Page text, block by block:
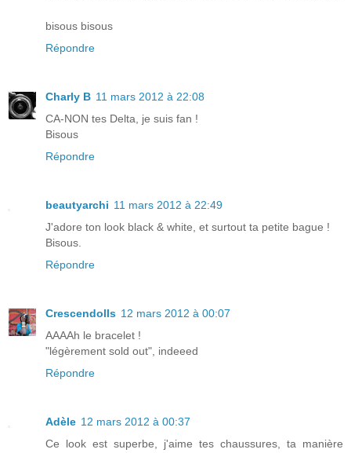
bisous bisous
Répondre
Charly B 11 mars 2012 à 22:08
CA-NON tes Delta, je suis fan !
Bisous
Répondre
beautyarchi 11 mars 2012 à 22:49
J'adore ton look black & white, et surtout ta petite bague !
Bisous.
Répondre
Crescendolls 12 mars 2012 à 00:07
AAAAh le bracelet !
"légèrement sold out", indeeed
Répondre
Adèle 12 mars 2012 à 00:37
Ce look est superbe, j'aime tes chaussures, ta manière